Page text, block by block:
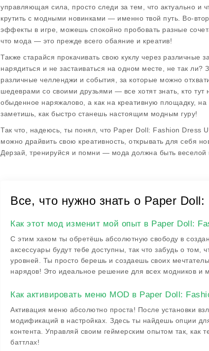
управляющая сила, просто следи за тем, что актуально и
крутить с модными новинками — именно твой путь. Во-
эффекты в игре, можешь спокойно пробовать разные
что мода — это прежде всего обаяние и креатив!
Также старайся прокачивать свою куклу через различные
нарядиться и не застаиваться на одном месте, не так
различные челленджи и события, за которые можно
шедеврами со своими друзьями — все хотят знать, кто
обыденное наряжалово, а как на креативную площадку,
заметишь, как быстро станешь настоящим модным гуру!
Так что, надеюсь, ты понял, что Paper Doll: Fashion Dress
можно драйвить свою креативность, открывать для себя
Дерзай, тренируйся и помни — мода должна быть веселой
Все, что нужно знать о Paper
Как этот мод изменит мой опыт в Paper Doll:
С этим хаком ты обретёшь абсолютную свободу в
аксессуары будут тебе доступны, так что забудь о
уровней. Ты просто берешь и создаешь своих
нарядов! Это идеальное решение для всех модников и
Как активировать меню MOD в Paper Doll:
Активация меню абсолютно проста! После установки
модификаций в настройках. Здесь ты найдешь опции
контента. Управляй своим геймерским опытом так, как
баттлах!